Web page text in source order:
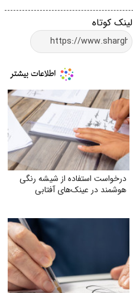
لینک کوتاه
درخواست استفاده از شیشه رنگی
هوشمند در عینک‌های آفتابی